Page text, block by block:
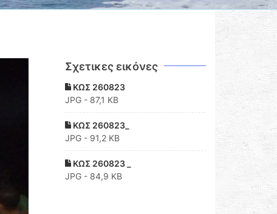
Σχετικες εικόνες
ΚΩΣ 260823
JPG - 87,1 KB
ΚΩΣ 260823_
JPG - 91,2 KB
ΚΩΣ 260823 _
JPG - 84,9 KB